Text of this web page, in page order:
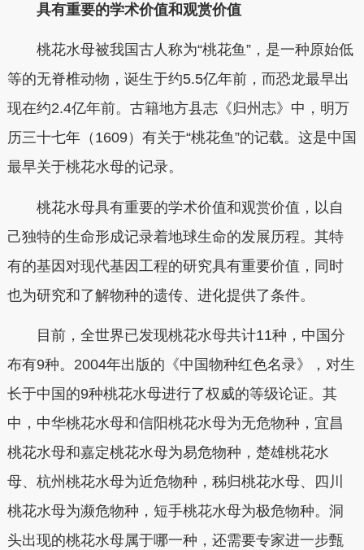
具有重要的学术价值和观赏价值
桃花水母被我国古人称为“桃花鱼”，是一种原始低
等的无脊椎动物，诞生于约5.5亿年前，而恐龙最早出
现在约2.4亿年前。古籍地方县志《归州志》中，明万
历三十七年（1609）有关于“桃花鱼”的记载。这是中国
最早关于桃花水母的记录。
桃花水母具有重要的学术价值和观赏价值，以自
己独特的生命形成记录着地球生命的发展历程。其特
有的基因对现代基因工程的研究具有重要价值，同时
也为研究和了解物种的遗传、进化提供了条件。
目前，全世界已发现桃花水母共计11种，中国分
布有9种。2004年出版的《中国物种红色名录》，对生
长于中国的9种桃花水母进行了权威的等级论证。其
中，中华桃花水母和信阳桃花水母为无危物种，宜昌
桃花水母和嘉定桃花水母为易危物种，楚雄桃花水
母、杭州桃花水母为近危物种，秭归桃花水母、四川
桃花水母为濒危物种，短手桃花水母为极危物种。洞
头出现的桃花水母属于哪一种，还需要专家进一步甄